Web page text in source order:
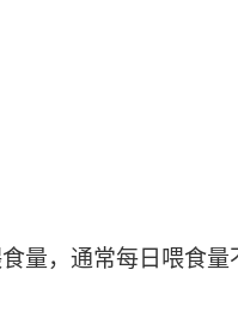
，通常每日喂食量